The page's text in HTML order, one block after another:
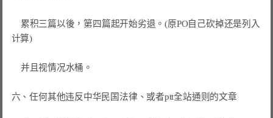
计算)
六、任何其他违反中华民国法律、或者ptt全站通则的文章